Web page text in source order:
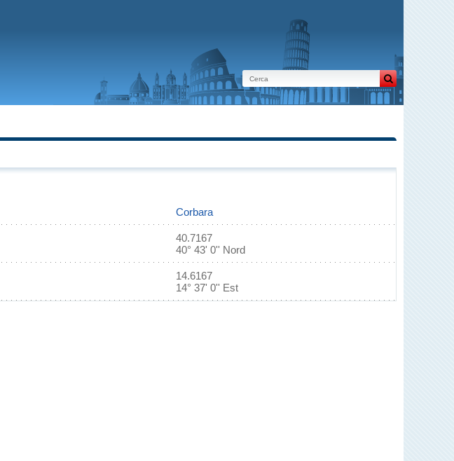
Corbara
40.7167
40° 43' 0'' Nord
14.6167
14° 37' 0'' Est